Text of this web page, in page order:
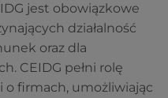
jest obowiązkowe
działalność
oraz dla
CEIDG pełni rolę
o firmach, umożliwiając